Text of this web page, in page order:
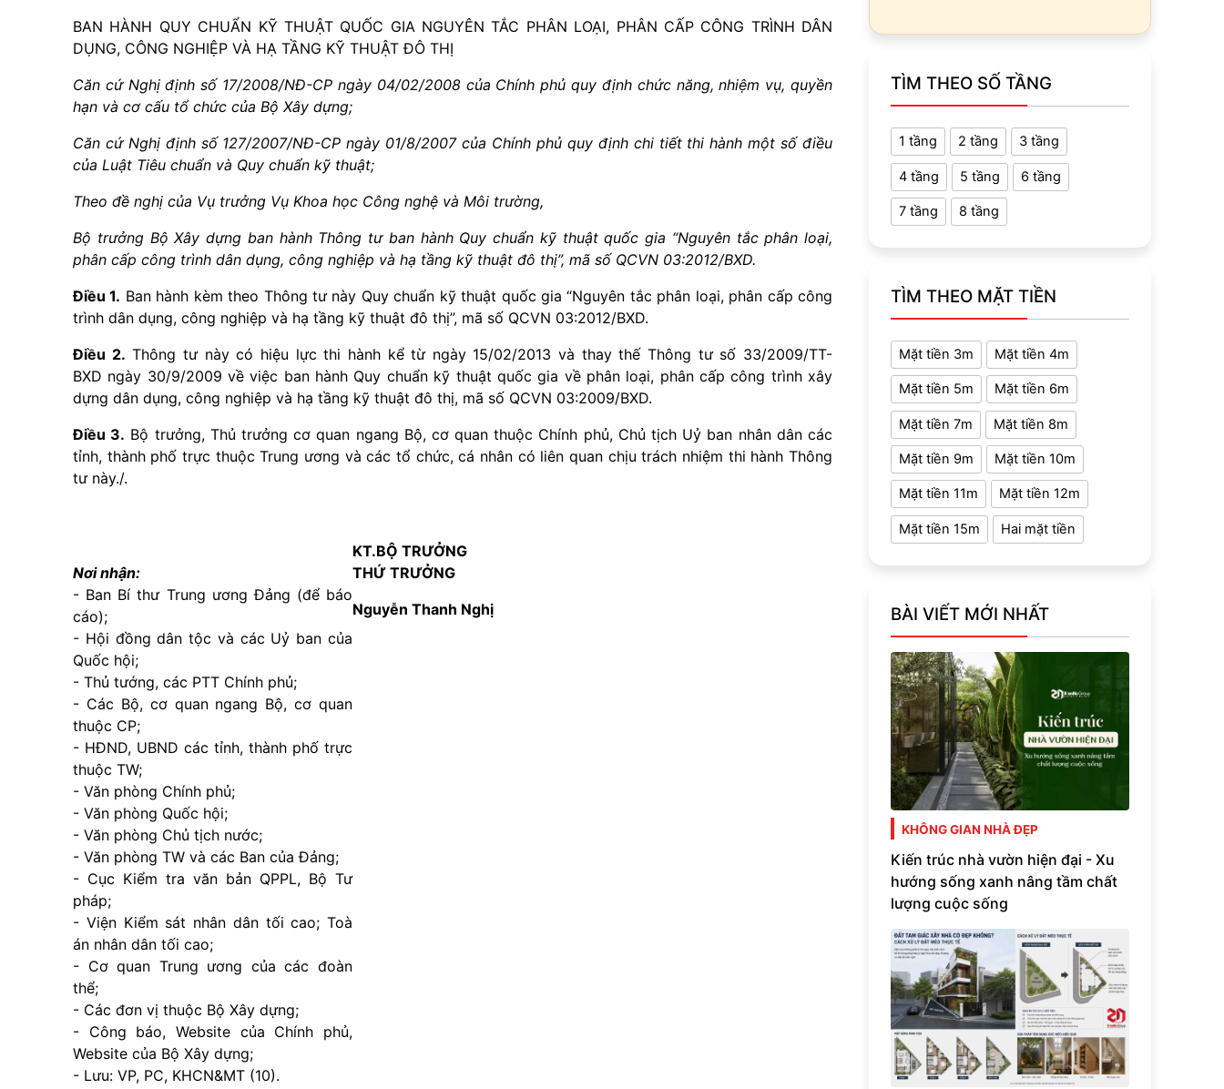
BAN HÀNH QUY CHUẨN KỸ THUẬT QUỐC GIA NGUYÊN TẮC PHÂN LOẠI, PHÂN CẤP CÔNG TRÌNH DÂN
DỤNG, CÔNG NGHIỆP VÀ HẠ TẦNG KỸ THUẬT ĐÔ THỊ
Căn cứ Nghị định số 17/2008/NĐ-CP ngày 04/02/2008 của Chính phủ quy định chức năng, nhiệm vụ, quyền
hạn và cơ cấu tổ chức của Bộ Xây dựng;
Căn cứ Nghị định số 127/2007/NĐ-CP ngày 01/8/2007 của Chính phủ quy định chi tiết thi hành một số điều
của Luật Tiêu chuẩn và Quy chuẩn kỹ thuật;
Theo đề nghị của Vụ trưởng Vụ Khoa học Công nghệ và Môi trường,
Bộ trưởng Bộ Xây dựng ban hành Thông tư ban hành Quy chuẩn kỹ thuật quốc gia “Nguyên tắc phân loại,
phân cấp công trình dân dụng, công nghiệp và hạ tầng kỹ thuật đô thị”, mã số QCVN 03:2012/BXD.
Điều 1. Ban hành kèm theo Thông tư này Quy chuẩn kỹ thuật quốc gia “Nguyên tắc phân loại, phân cấp công
trình dân dụng, công nghiệp và hạ tầng kỹ thuật đô thị”, mã số QCVN 03:2012/BXD.
Điều 2. Thông tư này có hiệu lực thi hành kể từ ngày 15/02/2013 và thay thế Thông tư số 33/2009/TT-
BXD ngày 30/9/2009 về việc ban hành Quy chuẩn kỹ thuật quốc gia về phân loại, phân cấp công trình xây
dựng dân dụng, công nghiệp và hạ tầng kỹ thuật đô thị, mã số QCVN 03:2009/BXD.
Điều 3. Bộ trưởng, Thủ trưởng cơ quan ngang Bộ, cơ quan thuộc Chính phủ, Chủ tịch Uỷ ban nhân dân các
tỉnh, thành phố trực thuộc Trung ương và các tổ chức, cá nhân có liên quan chịu trách nhiệm thi hành Thông
tư này./.
Nơi nhận:
- Ban Bí thư Trung ương Đảng (để báo
cáo);
- Hội đồng dân tộc và các Uỷ ban của
Quốc hội;
- Thủ tướng, các PTT Chính phủ;
- Các Bộ, cơ quan ngang Bộ, cơ quan
thuộc CP;
- HĐND, UBND các tỉnh, thành phố trực
thuộc TW;
- Văn phòng Chính phủ;
- Văn phòng Quốc hội;
- Văn phòng Chủ tịch nước;
- Văn phòng TW và các Ban của Đảng;
- Cục Kiểm tra văn bản QPPL, Bộ Tư
pháp;
- Viện Kiểm sát nhân dân tối cao; Toà
án nhân dân tối cao;
- Cơ quan Trung ương của các đoàn
thể;
- Các đơn vị thuộc Bộ Xây dựng;
- Công báo, Website của Chính phủ,
Website của Bộ Xây dựng;
- Lưu: VP, PC, KHCN&MT (10).
KT.BỘ TRƯỞNG
THỨ TRƯỞNG
Nguyễn Thanh Nghị
TÌM THEO SỐ TẦNG
1 tầng 2 tầng 3 tầng
4 tầng 5 tầng 6 tầng
7 tầng 8 tầng
TÌM THEO MẶT TIỀN
Mặt tiền 3m Mặt tiền 4m
Mặt tiền 5m Mặt tiền 6m
Mặt tiền 7m Mặt tiền 8m
Mặt tiền 9m Mặt tiền 10m
Mặt tiền 11m Mặt tiền 12m
Mặt tiền 15m Hai mặt tiền
BÀI VIẾT MỚI NHẤT
KHÔNG GIAN NHÀ ĐẸP
Kiến trúc nhà vườn hiện đại - Xu
hướng sống xanh nâng tầm chất
lượng cuộc sống